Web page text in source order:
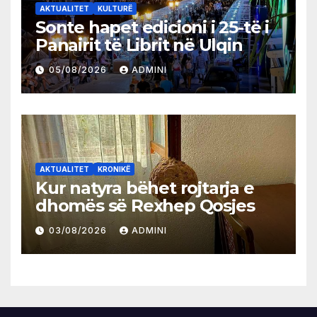
AKTUALITET KULTURË
Sonte hapet edicioni i 25-të i
Panairit të Librit në Ulqin
05/08/2026 ADMINI
AKTUALITET KRONIKË
Kur natyra bëhet rojtarja e
dhomës së Rexhep Qosjes
03/08/2026 ADMINI